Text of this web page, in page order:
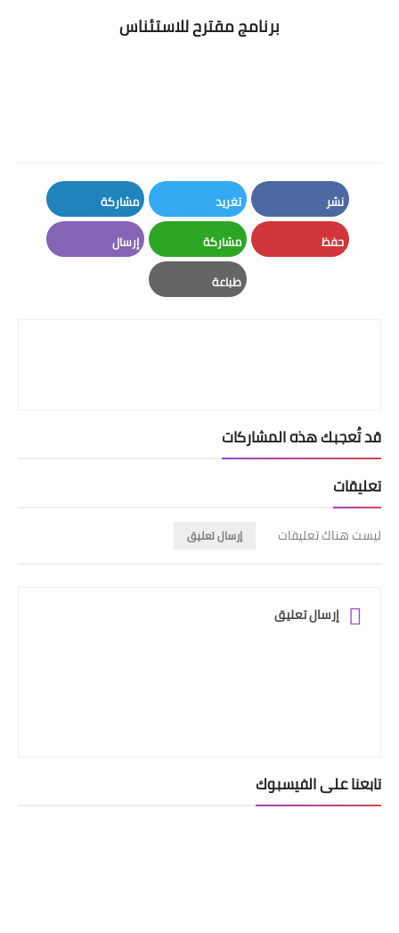
برنامج مقترح للاستئناس
نشر
Facebook
تغريد
Twitter
مشاركة
LinkedIn
حفظ مشاركة
Whatsapp
إرسال
طباعة
قد تُعجبك هذه المشاركات
تعليقات
ليست هناك تعليقات إرسال تعليق
إرسال تعليق
تابعنا على الفيسبوك